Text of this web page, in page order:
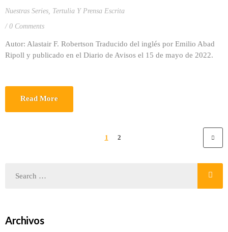
Nuestras Series, Tertulia Y Prensa Escrita
0 Comments
Autor: Alastair F. Robertson Traducido del inglés por Emilio Abad
Ripoll y publicado en el Diario de Avisos el 15 de mayo de 2022.
Read More
1 2
Archivos